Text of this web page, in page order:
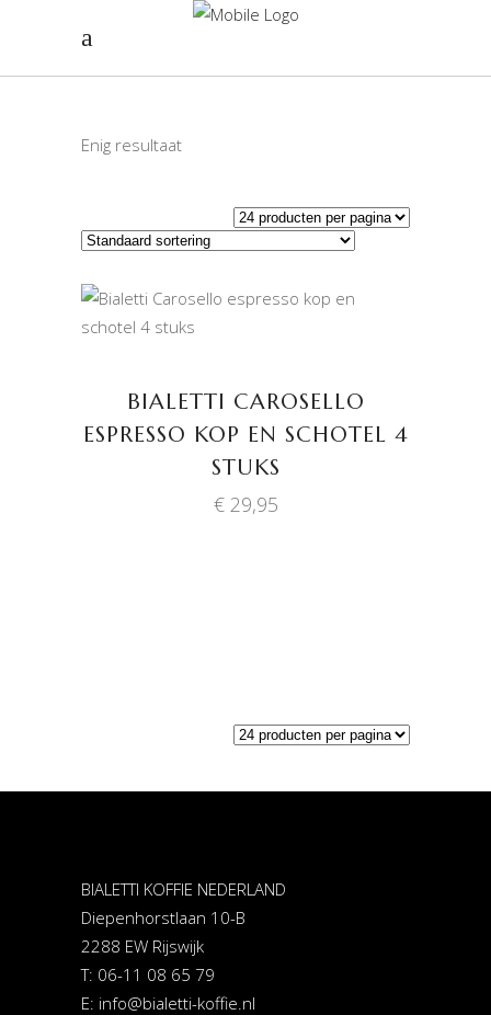
Enig resultaat
TOEVOEGEN AAN
WINKELWAGEN
BIALETTI CAROSELLO
ESPRESSO KOP EN SCHOTEL 4
STUKS
€29,95
BIALETTI KOFFIE NEDERLAND
Diepenhorstlaan 10-B
2288 EW Rijswijk
T: 06-11 08 65 79
E: info@bialetti-koffie.nl